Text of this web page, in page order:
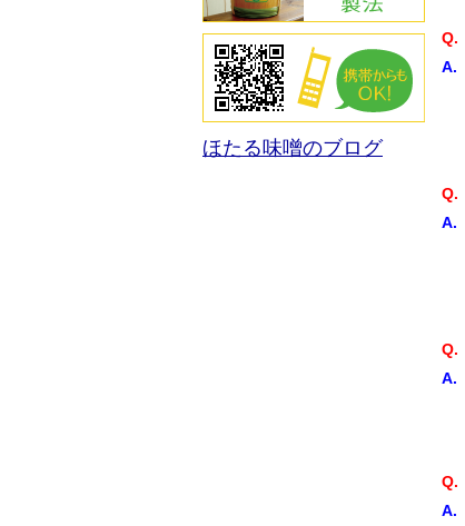
こだわりの製法
ほたる味噌のブログ
Q.
A.
Q.
A.
Q.
A.
Q.
A.